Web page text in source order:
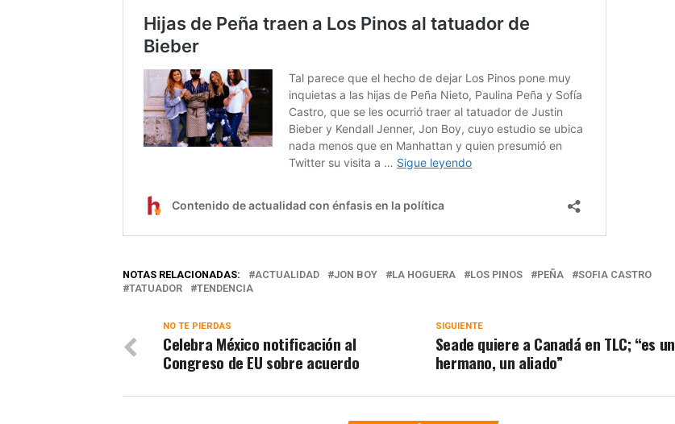
NOTAS RELACIONADAS: ACTUALIDAD JON BOY LA HOGUERA LOS PINOS PEÑA
SOFIA CASTRO
TATUADOR
TENDENCIA
SIGUIENTE
Seade quiere a Canadá en TLC; “es un
hermano, un aliado”
NO TE PIERDAS
Celebra México notificación al
Congreso de EU sobre acuerdo